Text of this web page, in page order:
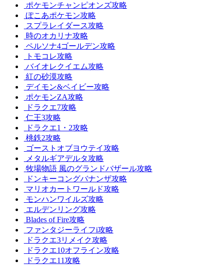
ポケモンチャンピオンズ攻略
ぽこあポケモン攻略
スプラレイダース攻略
時のオカリナ攻略
ペルソナ4ゴールデン攻略
トモコレ攻略
バイオレクイエム攻略
紅の砂漠攻略
デイモン&ベイビー攻略
ポケモンZA攻略
ドラクエ7攻略
仁王3攻略
ドラクエ1・2攻略
桃鉄2攻略
ゴーストオブヨウテイ攻略
メタルギアデルタ攻略
牧場物語 風のグランドバザール攻略
ドンキーコングバナンザ攻略
マリオカートワールド攻略
モンハンワイルズ攻略
エルデンリング攻略
Blades of Fire攻略
ファンタジーライフi攻略
ドラクエ3リメイク攻略
ドラクエ10オフライン攻略
ドラクエ11攻略